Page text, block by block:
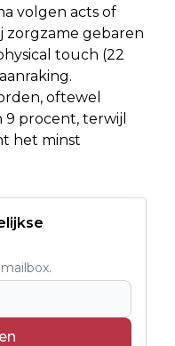
volgen acts of
zorgzame gebaren
touch (22
oftewel
9 procent, terwijl
het minst